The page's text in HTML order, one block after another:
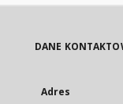
DANE
Adres